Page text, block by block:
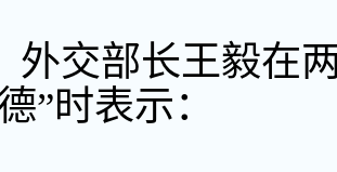
外交部长王毅在
”时表示：